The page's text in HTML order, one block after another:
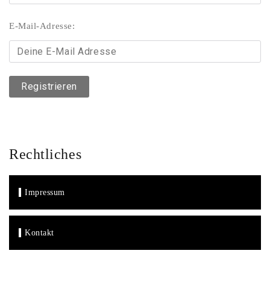
E-Mail-Adresse:
Rechtliches
Impressum
Kontakt